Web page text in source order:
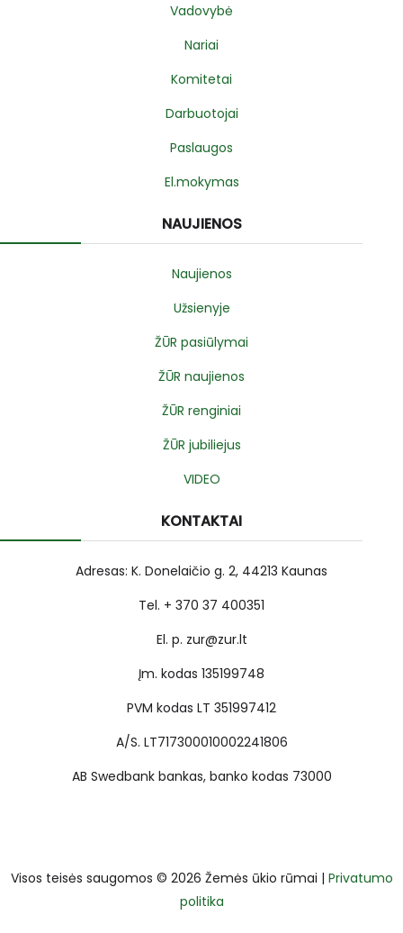
Vadovybė
Nariai
Komitetai
Darbuotojai
Paslaugos
El.mokymas
NAUJIENOS
Naujienos
Užsienyje
ŽŪR pasiūlymai
ŽŪR naujienos
ŽŪR renginiai
ŽŪR jubiliejus
VIDEO
KONTAKTAI
Adresas: K. Donelaičio g. 2, 44213 Kaunas
Tel. + 370 37 400351
El. p. zur@zur.lt
Įm. kodas 135199748
PVM kodas LT 351997412
A/S. LT717300010002241806
AB Swedbank bankas, banko kodas 73000
Visos teisės saugomos © 2026 Žemės ūkio rūmai | Privatumo
politika